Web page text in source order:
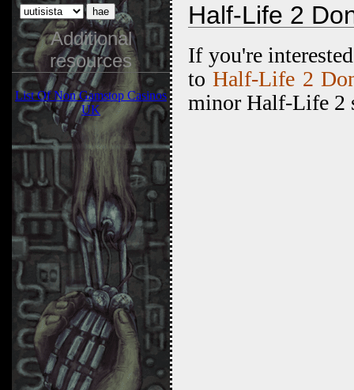
Half-Life 2
If you're
toHalf-Life 2
minor Half-Life 2
Additional
resources
List Of Non Gamstop Casinos
UK